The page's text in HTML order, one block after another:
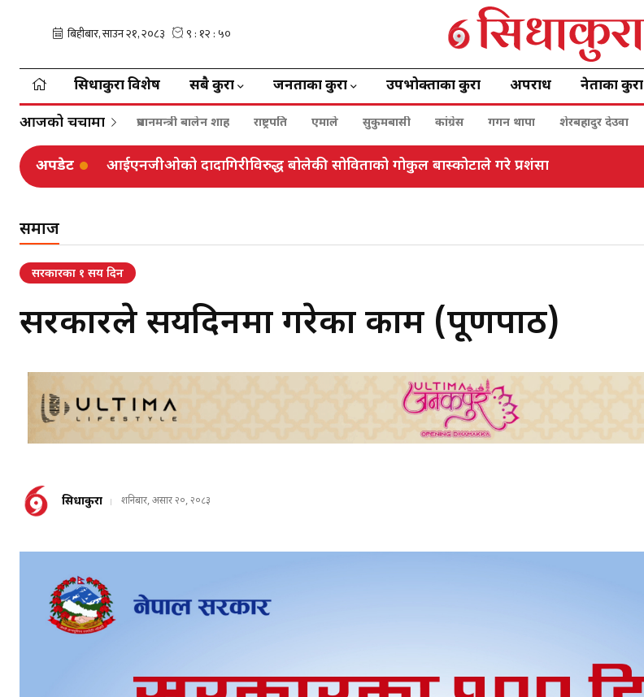
सिधाकुरा विशेष सबै कुरा जनताका कुरा उपभोक्ताका कुरा अपराध नेताका कुरा
आजको चर्चामा प्रधानमन्त्री बालेन शाह राष्ट्रपति एमाले सुकुमबासी कांग्रेस गगन थापा शेरबहादुर देउवा
अपडेट आईएनजीओको दादागिरीविरुद्ध बोलेकी सोविताको गोकुल बास्कोटाले गरे प्रशंसा
समाज
सरकारका १ सय दिन
सरकारले सयदिनमा गरेका काम (पूर्णपाठ)
सिधाकुरा शनिबार, असार २०, २०८३